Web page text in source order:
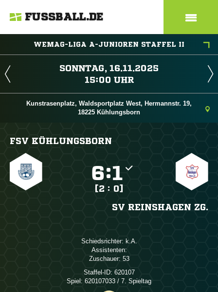
FUSSBALL.DE
WEMAG-LIGA A-JUNIOREN STAFFEL II
 
 
Kunstrasenplatz, Waldsportplatz West, Hermannstr. 19,
18225 Kühlungsborn
FSV KÜHLUNGSBORN
:
[2 : 0]
SV REINSHAGEN ZG.
Schiedsrichter: 
Assistenten:
Zuschauer: 53
Staffel-ID: 620107
Spiel: 620107033 / 7. Spieltag